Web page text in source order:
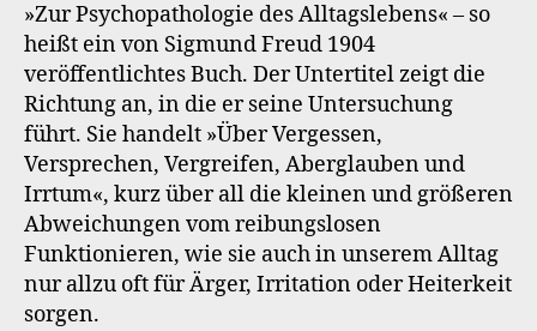
»Zur Psychopathologie des Alltagslebens« – so
heißt ein von Sigmund Freud 1904
veröffentlichtes Buch. Der Untertitel zeigt die
Richtung an, in die er seine Untersuchung
führt. Sie handelt »Über Vergessen,
Versprechen, Vergreifen, Aberglauben und
Irrtum«, kurz über all die kleinen und größeren
Abweichungen vom reibungslosen
Funktionieren, wie sie auch in unserem Alltag
nur allzu oft für Ärger, Irritation oder Heiterkeit
sorgen.